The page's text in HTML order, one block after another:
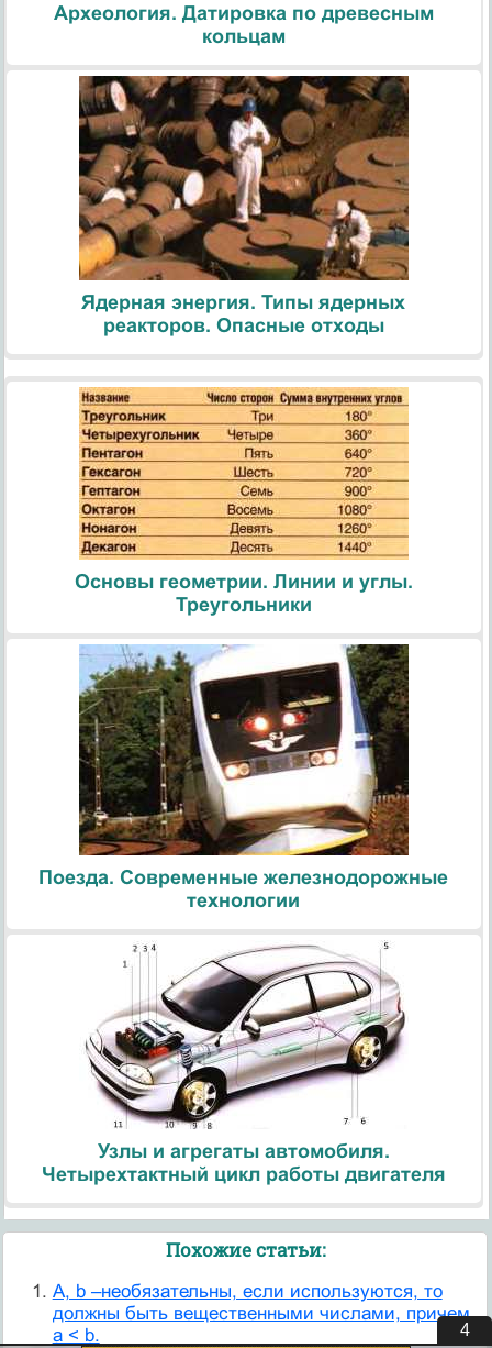
Археология. Датировка по древесным
кольцам
Ядерная энергия. Типы ядерных
реакторов. Опасные отходы
Основы геометрии. Линии и углы.
Треугольники
Поезда. Современные железнодорожные
технологии
Узлы и агрегаты автомобиля.
Четырехтактный цикл работы двигателя
Похожие статьи:
A, b –необязательны, если используются, то
должны быть вещественными числами, причем
a < b.
3